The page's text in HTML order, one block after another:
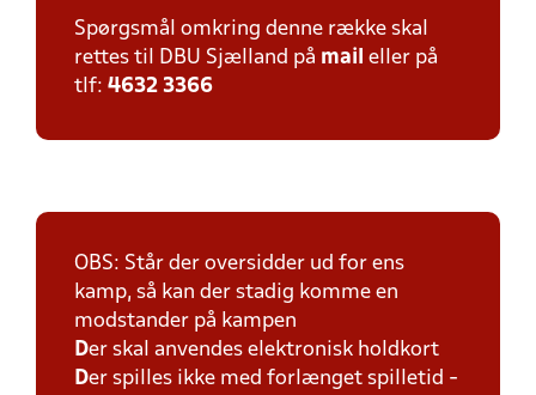
Spørgsmål omkring denne række skal
rettes til DBU Sjælland på mail eller på
tlf: 4632 3366
OBS: Står der oversidder ud for ens
kamp, så kan der stadig komme en
modstander på kampen
Der skal anvendes elektronisk holdkort
Der spilles ikke med forlænget spilletid -